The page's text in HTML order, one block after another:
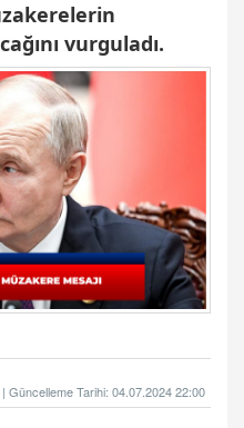
vurguladı.
Güncelleme Tarihi: 04.07.2024 22:00